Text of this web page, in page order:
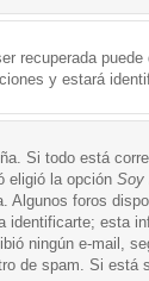
recuperada
y estará
Si todo está
eligió la opción Soy
Algunos foros
identificarte; esta
ningún e-mail,
de spam. Si está